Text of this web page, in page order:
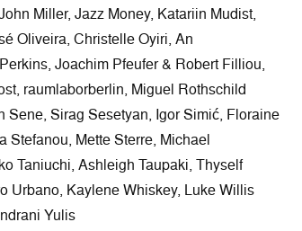
Miller, Jazz Money, Katariin Mudist,
Oliveira, Christelle Oyiri, An
Joachim Pfeufer & Robert Filliou,
raumlaborberlin, Miguel Rothschild
Sirag Sesetyan, Igor Simić, Floraine
Stefanou, Mette Sterre, Michael
Taniuchi, Ashleigh Taupaki, Thyself
Urbano, Kaylene Whiskey, Luke Willis
Yulis